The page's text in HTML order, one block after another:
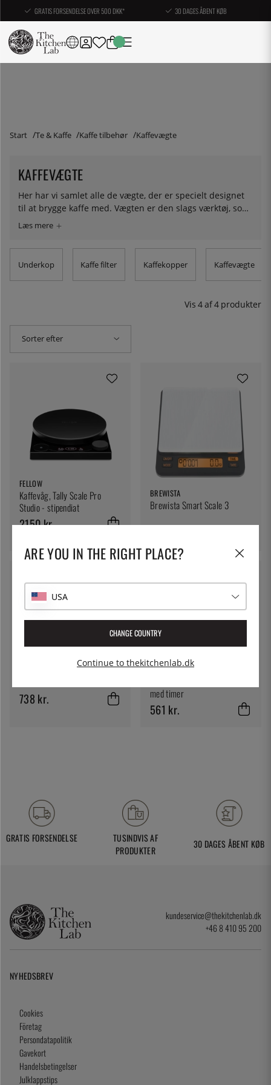
GRATIS FORSENDELSE OVER 500 DKK* 30 DAGES ÅBENT KØB
Start Te & Kaffe Kaffe tilbehør Kaffevægte
KAFFEVÆGTE
Her har vi samlet alle de vægte, der er specielt designet
til at brygge kaffe med. Vægten er den slags værktøj, som
alle, der tidligt interesserer sig for kaffe, køber. Det bliver
vægten er meget pålidelig til at brygge på, for også at få
den rigtige mængde vand. De vægte du finder her har
ikke kun høj præcision, men også indbyggede timere og
andre smarte funktioner. Hvis du ønsker at finde en vægt
Underkop Kaffe filter Kaffekopper Kaffevægte
Vis 4af4 produkter
Sorter efter
FELLOW
Kaffevåg, Tally Scale Pro
Studio - stipendiat
2150 kr.
BREWISTA
Brewista Smart Scale 3
Hario Drip Scale, digital vægt
738 kr.
TIAMO
med timer
561 kr.
GRATIS FORSENDELSE
TUSINDVIS AF
PRODUKTER
30 DAGES ÅBENT KØB
kundeservice@thekitchenlab.dk
+46 8 410 95 200
NYHEDSBREV
Cookies
Företag
Persondatapolitik
Gavekort
Handelsbetingelser
Julklappstips
ARE YOU IN THE RIGHT PLACE?
USA
CHANGE COUNTRY
Continue to thekitchenlab.dk